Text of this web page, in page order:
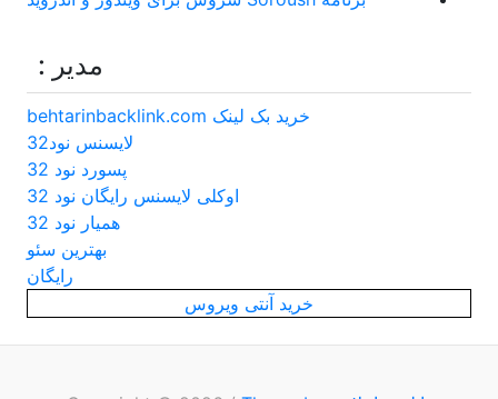
مدیر :
خرید بک لینک behtarinbacklink.com
لایسنس نود32
پسورد نود 32
اوکلی لایسنس رایگان نود 32
همیار نود 32
بهترین سئو
رایگان
خرید آنتی ویروس